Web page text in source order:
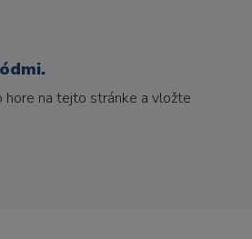
hore na tejto stránke a vložte